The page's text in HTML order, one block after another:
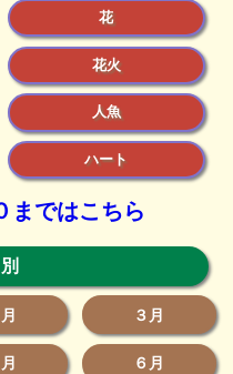
花
花火
人魚
ハート
まではこちら
３月
６月